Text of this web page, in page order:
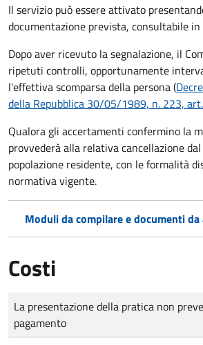
Il servizio può essere attivato
documentazione prevista, consultabile in
Dopo aver ricevuto la segnalazione, il
ripetuti controlli, opportunamente
l'effettiva scomparsa della persona (
della Repubblica 30/05/1989, n. 223,
Qualora gli accertamenti confermino la
provvederà alla relativa cancellazione
popolazione residente, con le formalità
normativa vigente.
Moduli da compilare e documenti da
Costi
Tipo di pagamento
Importo
La presentazione della pratica non
pagamento